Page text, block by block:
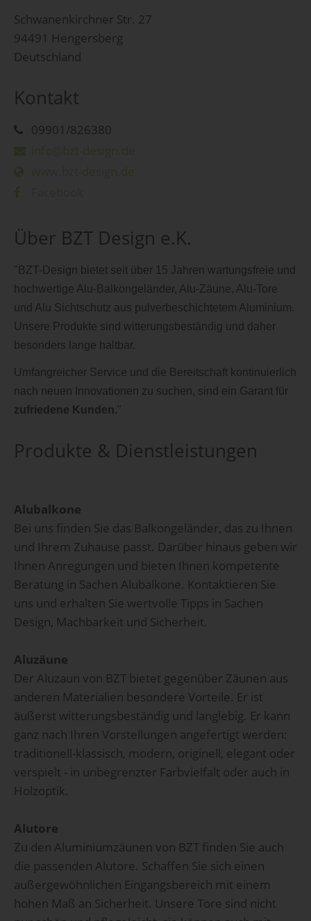
Schwanenkirchner Str. 27
94491 Hengersberg
Deutschland
Kontakt
09901/826380
Über BZT Design e.K.
"BZT-Design bietet seit über 15 Jahren wartungsfreie und
hochwertige Alu-Balkongeländer, Alu-Zäune, Alu-Tore
und Alu Sichtschutz aus pulverbeschichtetem Aluminium.
Unsere Produkte sind witterungsbeständig und daher
besonders lange haltbar.
Umfangreicher Service und die Bereitschaft kontinuierlich
nach neuen Innovationen zu suchen, sind ein Garant für
zufriedene Kunden."
Produkte & Dienstleistungen
Alubalkone
Bei uns finden Sie das Balkongeländer, das zu Ihnen
und Ihrem Zuhause passt. Darüber hinaus geben wir
Ihnen Anregungen und bieten Ihnen kompetente
Beratung in Sachen Alubalkone. Kontaktieren Sie
uns und erhalten Sie wertvolle Tipps in Sachen
Design, Machbarkeit und Sicherheit.
Aluzäune
Der Aluzaun von BZT bietet gegenüber Zäunen aus
anderen Materialien besondere Vorteile. Er ist
äußerst witterungsbeständig und langlebig. Er kann
ganz nach Ihren Vorstellungen angefertigt werden:
traditionell-klassisch, modern, originell, elegant oder
verspielt - in unbegrenzter Farbvielfalt oder auch in
Holzoptik.
Alutore
Zu den Aluminiumzäunen von BZT finden Sie auch
die passenden Alutore. Schaffen Sie sich einen
außergewöhnlichen Eingangsbereich mit einem
hohen Maß an Sicherheit. Unsere Tore sind nicht